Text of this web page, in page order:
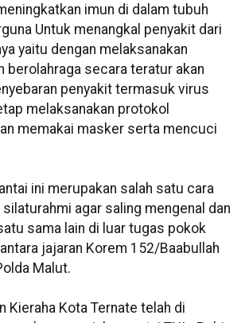
imun di dalam tubuh
Untuk menangkal penyakit dari
yaitu dengan melaksanakan
berolahraga secara teratur akan
penyakit termasuk virus
melaksanakan protokol
memakai masker serta mencuci
ini merupakan salah satu cara
agar saling mengenal dan
sama lain di luar tugas pokok
jajaran Korem 152/Baabullah
Malut.
Kieraha Kota Ternate telah di